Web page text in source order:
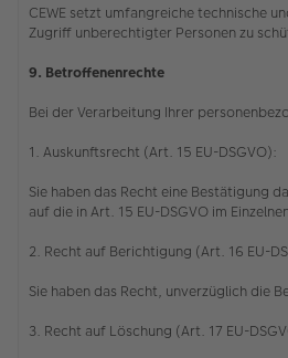
CEWE setzt umfangreiche technische
Zugriff unberechtigter Personen zu
9. Betroffenenrechte
Bei der Verarbeitung Ihrer
1. Auskunftsrecht (Art. 15 EU-DSGVO):
Sie haben das Recht eine Bestätigung
auf die in Art. 15 EU-DSGVO im
2. Recht auf Berichtigung (Art. 16 EU-
Sie haben das Recht, unverzüglich die
3. Recht auf Löschung (Art. 17 EU-